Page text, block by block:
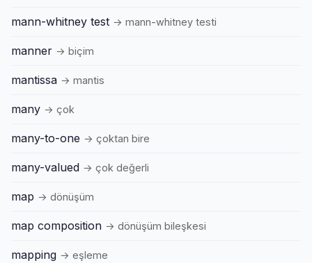
mann-whitney test → mann-whitney testi
manner → biçim
mantissa → mantis
many → çok
many-to-one → çoktan bire
many-valued → çok değerli
map → dönüşüm
map composition → dönüşüm bileşkesi
mapping → eşleme